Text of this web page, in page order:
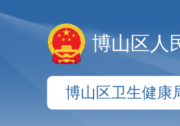
博山区人
博山区卫生健康